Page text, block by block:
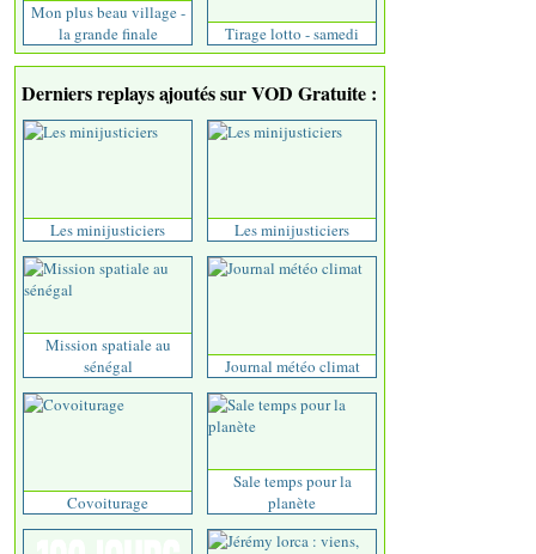
Mon plus beau village -
la grande finale
Tirage lotto - samedi
Derniers replays ajoutés sur VOD Gratuite :
Les minijusticiers Les minijusticiers
Mission spatiale au
sénégal
Journal météo climat
Covoiturage
Sale temps pour la
planète